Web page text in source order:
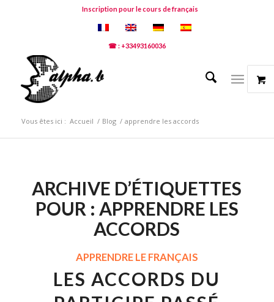
Inscription pour le cours de français
☎ : +33493160036
Vous êtes ici : Accueil / Blog / apprendre les accords
ARCHIVE D’ÉTIQUETTES
POUR : APPRENDRE LES
ACCORDS
APPRENDRE LE FRANÇAIS
LES ACCORDS DU